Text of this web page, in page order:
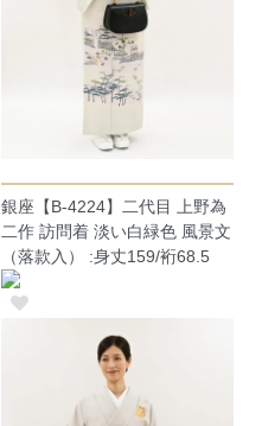
銀座【B-4224】二代目 上野為
二作 訪問着 淡い白緑色 風景文
（落款入） :身丈159/裄68.5